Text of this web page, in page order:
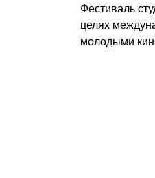
Фестиваль
целях
молодыми